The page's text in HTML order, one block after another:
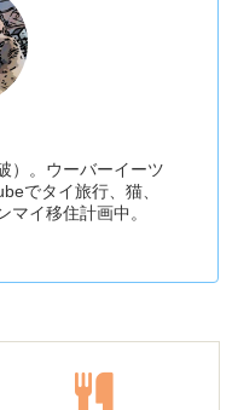
）。ウーバーイーツ
でタイ旅行、猫、
マイ移住計画中。